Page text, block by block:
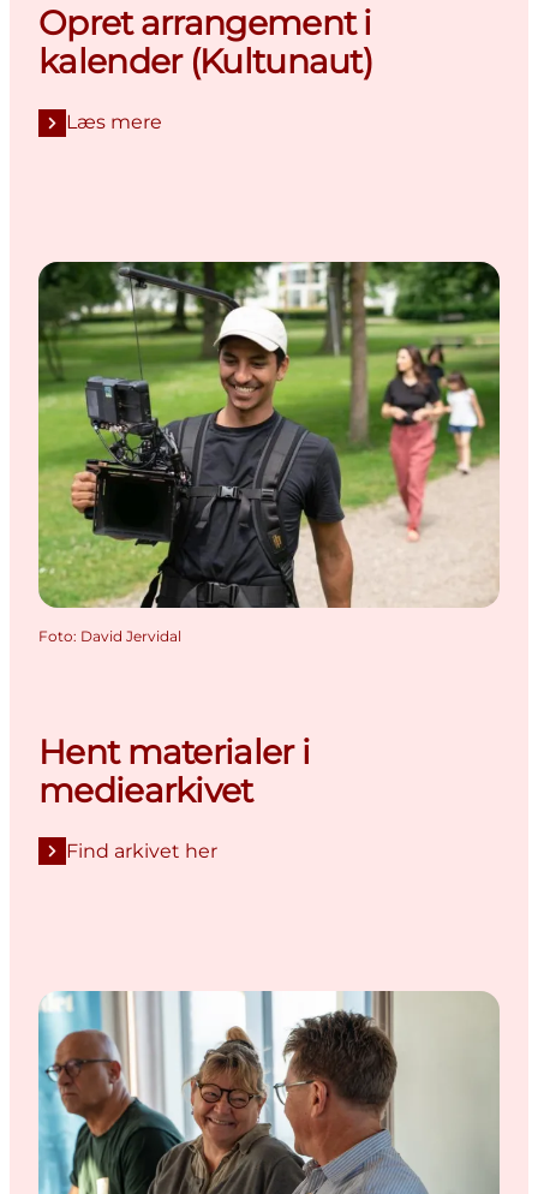
Opret arrangement i
kalender (Kultunaut)
Læs mere
Foto: David Jervidal
Hent materialer i
mediearkivet
Find arkivet her